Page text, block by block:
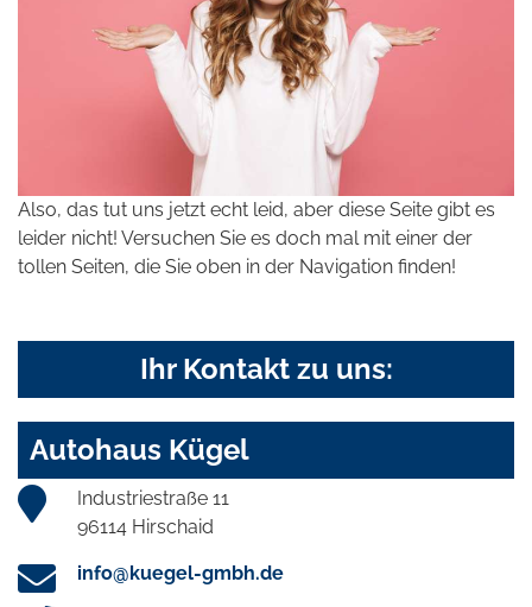
Also, das tut uns jetzt echt leid, aber diese Seite gibt es
leider nicht! Versuchen Sie es doch mal mit einer der
tollen Seiten, die Sie oben in der Navigation finden!
Ihr Kontakt zu uns:
Autohaus Kügel
Industriestraße 11
96114 Hirschaid
info@kuegel-gmbh.de